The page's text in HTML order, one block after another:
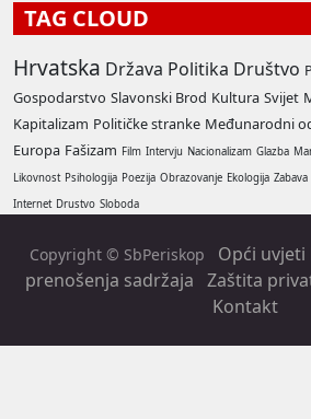
TAG CLOUD
Hrvatska Država Politika Društvo
Gospodarstvo Slavonski Brod Kultura Svijet
Kapitalizam Političke stranke Međunarodni
Europa Fašizam Film Intervju Nacionalizam Glazba
Likovnost Psihologija Poezija Obrazovanje Ekologija Zabava
Internet Drustvo Sloboda
Copyright © SbPeriskop Opći
prenošenja sadržaja Zaštita
Kontakt